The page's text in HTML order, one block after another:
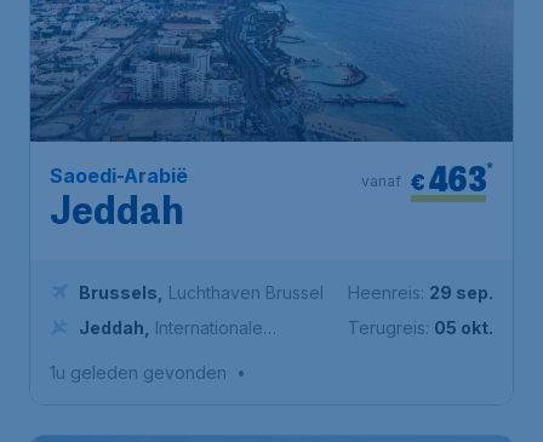
Saoedi-Arabië
Jeddah
€463
Brussels
Luchthaven Brussel
Jeddah
Internationale
Heenreis: 29 sep.
Terugreis: 05 okt.
1u geleden gevonden •